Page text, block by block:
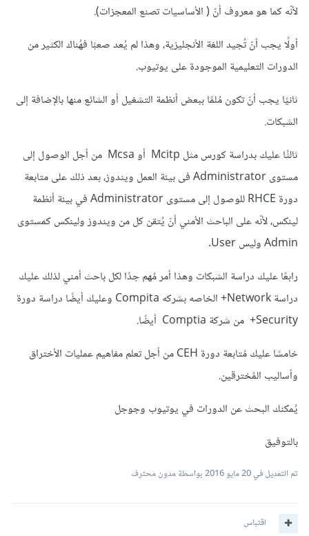
لأنّه كما هو معروف أنّ ( الأساسيات تصنع المعجزات).
أولًا يجب أنّ تُجيد اللغة الأنجليزية، وهذا لم يُعد صعبًا فهُناك الكثير من
الدورات التعليمية الموجودة على يوتيوب.
ثانيًا يجب أنّ تكون مُلمًا ببعض أنظمة التشغيل أو الشائع منها بالإضافة إلى
الشبكات.
ثالثًا عليك بدراسة كورس مثل Mcitp أو Mcsa من أجل الوصول إلى
مستوى Administrator فى بيئة العمل ويندوز، بعد ذلك على متابعة
دورة RHCE للوصول إلى مستوى Administrator في بيئة أنظمة
لينكس، لأنّه على الباحث الأمني أنّ يُتقن كل من ويندوز ولينكس كمستوى
Admin وليس User.
رابعًا عليك دراسة الشبكات وهذا أمر مُهم جدًا لكل باحث أمني لذلك عليك
دراسة Network+ الخاصه بشركه Compita وعليك أيضًا دراسة دورة
Security+ من شركة Comptia أيضًا.
خامسًا عليك مُتابعة دورة CEH من أجل تعلم مفاهيم عمليات الأختراق
وأساليب المُخترقين.
يُمكنك البحث عن الدورات في يوتيوب وجوجل
بالتوفيق
تم التعديل في20 مايو 2016 بواسطة مدون محترف
اقتباس